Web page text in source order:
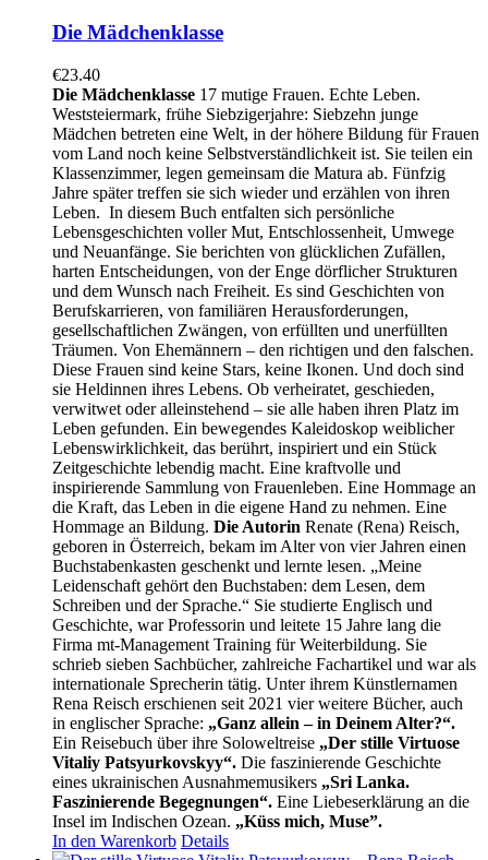
Die Mädchenklasse
€23.40
Die Mädchenklasse 17 mutige Frauen. Echte Leben.
Weststeiermark, frühe Siebzigerjahre: Siebzehn junge
Mädchen betreten eine Welt, in der höhere Bildung für Frauen
vom Land noch keine Selbstverständlichkeit ist. Sie teilen ein
Klassenzimmer, legen gemeinsam die Matura ab. Fünfzig
Jahre später treffen sie sich wieder und erzählen von ihren
Leben. In diesem Buch entfalten sich persönliche
Lebensgeschichten voller Mut, Entschlossenheit, Umwege
und Neuanfänge. Sie berichten von glücklichen Zufällen,
harten Entscheidungen, von der Enge dörflicher Strukturen
und dem Wunsch nach Freiheit. Es sind Geschichten von
Berufskarrieren, von familiären Herausforderungen,
gesellschaftlichen Zwängen, von erfüllten und unerfüllten
Träumen. Von Ehemännern – den richtigen und den falschen.
Diese Frauen sind keine Stars, keine Ikonen. Und doch sind
sie Heldinnen ihres Lebens. Ob verheiratet, geschieden,
verwitwet oder alleinstehend – sie alle haben ihren Platz im
Leben gefunden. Ein bewegendes Kaleidoskop weiblicher
Lebenswirklichkeit, das berührt, inspiriert und ein Stück
Zeitgeschichte lebendig macht. Eine kraftvolle und
inspirierende Sammlung von Frauenleben. Eine Hommage an
die Kraft, das Leben in die eigene Hand zu nehmen. Eine
Hommage an Bildung. Die Autorin Renate (Rena) Reisch,
geboren in Österreich, bekam im Alter von vier Jahren einen
Buchstabenkasten geschenkt und lernte lesen. „Meine
Leidenschaft gehört den Buchstaben: dem Lesen, dem
Schreiben und der Sprache.“ Sie studierte Englisch und
Geschichte, war Professorin und leitete 15 Jahre lang die
Firma mt-Management Training für Weiterbildung. Sie
schrieb sieben Sachbücher, zahlreiche Fachartikel und war als
internationale Sprecherin tätig. Unter ihrem Künstlernamen
Rena Reisch erschienen seit 2021 vier weitere Bücher, auch
in englischer Sprache: „Ganz allein – in Deinem Alter?“.
Ein Reisebuch über ihre Soloweltreise „Der stille Virtuose
Vitaliy Patsyurkovskyy“. Die faszinierende Geschichte
eines ukrainischen Ausnahmemusikers „Sri Lanka.
Faszinierende Begegnungen“. Eine Liebeserklärung an die
Insel im Indischen Ozean. „Küss mich, Muse”.
In den Warenkorb Details